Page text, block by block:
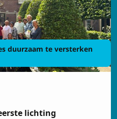
duurzaam te versterken
lichting